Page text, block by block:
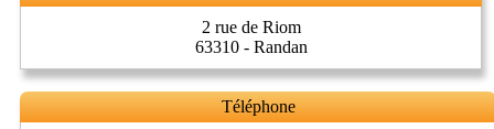
2 rue de Riom
63310 - Randan
Téléphone